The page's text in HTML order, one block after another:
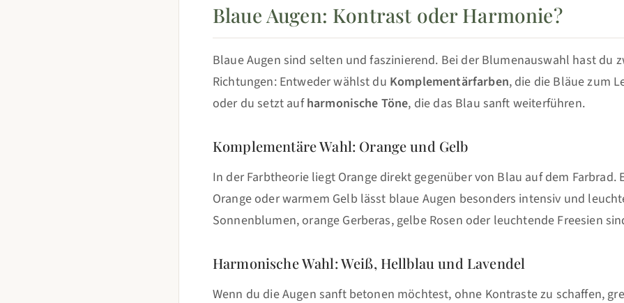
Blaue Augen: Kontrast oder Harmonie?
Blaue Augen sind selten und faszinierend. Bei der Blumenauswahl hast du
Richtungen: Entweder wählst du Komplementärfarben, die die Bläue zum
oder du setzt aufharmonische Töne, die das Blau sanft weiterführen.
Komplementäre Wahl: Orange und Gelb
In der Farbtheorie liegt Orange direkt gegenüber von Blau auf dem Farbrad.
Orange oder warmem Gelb lässt blaue Augen besonders intensiv und
Sonnenblumen, orange Gerberas, gelbe Rosen oder leuchtende Freesien
Harmonische Wahl: Weiß, Hellblau und Lavendel
Wenn du die Augen sanft betonen möchtest, ohne Kontraste zu schaffen,